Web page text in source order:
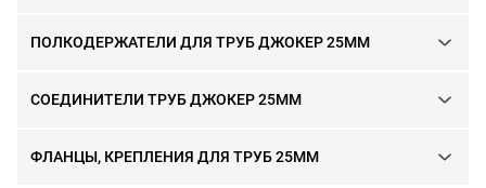
ПОЛКОДЕРЖАТЕЛИ ДЛЯ ТРУБ ДЖОКЕР 25ММ
СОЕДИНИТЕЛИ ТРУБ ДЖОКЕР 25ММ
ФЛАНЦЫ, КРЕПЛЕНИЯ ДЛЯ ТРУБ 25ММ